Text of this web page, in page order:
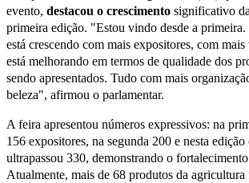
evento, destacou o crescimento significativo
primeira edição. "Estou vindo desde a primeira.
está crescendo com mais expositores, com
está melhorando em termos de qualidade dos
sendo apresentados. Tudo com mais
beleza", afirmou o parlamentar.
A feira apresentou números expressivos: na
156 expositores, na segunda 200 e nesta
ultrapassou 330, demonstrando o
Atualmente, mais de 68 produtos da